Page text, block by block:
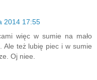
2014 17:55
więc w sumie na mało
Ale też lubię piec i w sumie
Oj niee.